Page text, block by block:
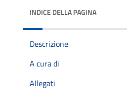
INDICE DELLA PAGINA
Descrizione
A cura di
Allegati